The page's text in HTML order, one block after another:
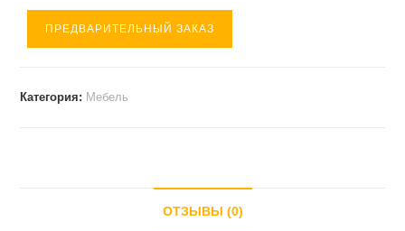
ПРЕДВАРИТЕЛЬНЫЙ ЗАКАЗ
Категория: Мебель
ОТЗЫВЫ (0)